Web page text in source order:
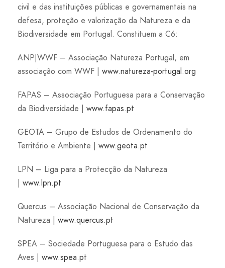
civil e das instituições públicas e governamentais na
defesa, proteção e valorização da Natureza e da
Biodiversidade em Portugal. Constituem a C6:
ANP|WWF – Associação Natureza Portugal, em
associação com WWF | www.natureza-portugal.org
FAPAS – Associação Portuguesa para a Conservação
da Biodiversidade | www.fapas.pt
GEOTA – Grupo de Estudos de Ordenamento do
Território e Ambiente | www.geota.pt
LPN – Liga para a Protecção da Natureza
| www.lpn.pt
Quercus – Associação Nacional de Conservação da
Natureza | www.quercus.pt
SPEA – Sociedade Portuguesa para o Estudo das
Aves | www.spea.pt